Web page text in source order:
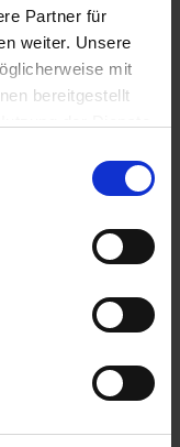
Partner für
weiter. Unsere
mit
bereitgestellt
Übersicht